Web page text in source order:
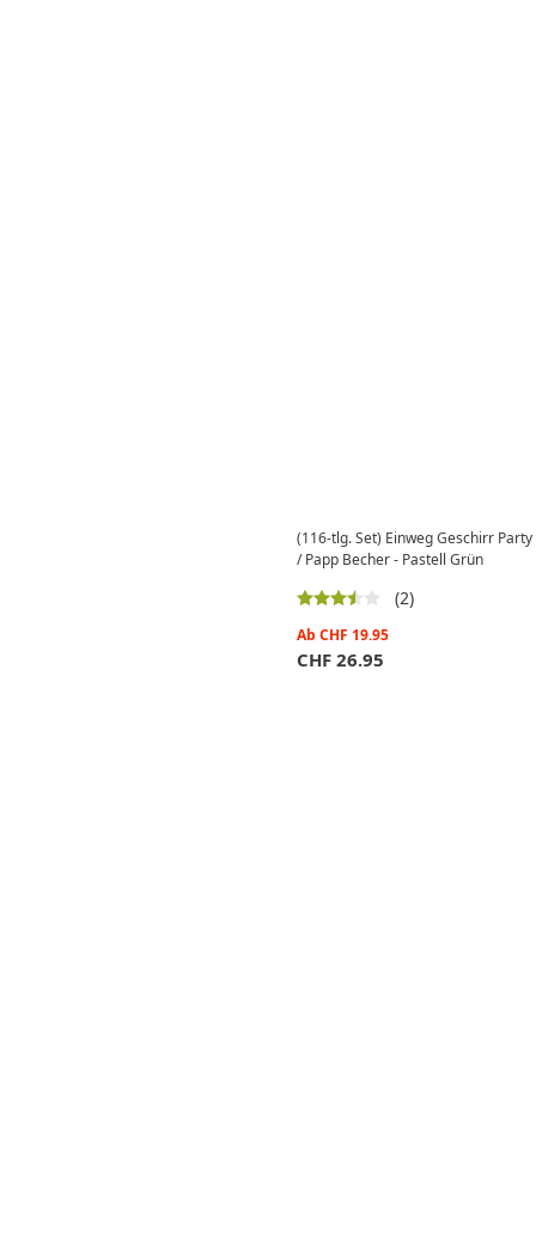
(116-tlg. Set) Einweg Geschirr
/ Papp Becher - Pastell Grün
(2)
Ab CHF 19.95
CHF 26.95